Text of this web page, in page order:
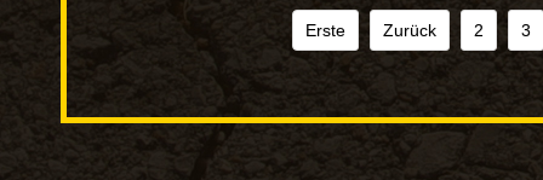
Erste Zurück 2 3